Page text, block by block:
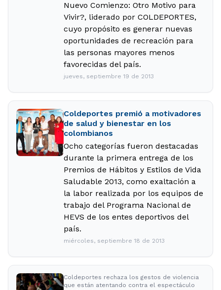
Nuevo Comienzo: Otro Motivo para
Vivir?, liderado por COLDEPORTES,
cuyo propósito es generar nuevas
oportunidades de recreación para
las personas mayores menos
favorecidas del país.
jueves, septiembre 19 de 2013
Coldeportes premió a motivadores
de salud y bienestar en los
colombianos
Ocho categorías fueron destacadas
durante la primera entrega de los
Premios de Hábitos y Estilos de Vida
Saludable 2013, como exaltación a
la labor realizada por los equipos de
trabajo del Programa Nacional de
HEVS de los entes deportivos del
país.
miércoles, septiembre 18 de 2013
Coldeportes rechaza los gestos de violencia
que están atentando contra el espectáculo